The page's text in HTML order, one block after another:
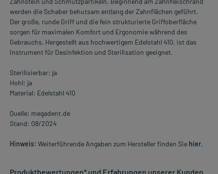
werden die Schaber behutsam entlang der Zahnflächen geführt.
Der große, runde Griff und die fein strukturierte Griffoberfläche
sorgen für maximalen Komfort und Ergonomie während des
Gebrauchs. Hergestellt aus hochwertigem Edelstahl 410, ist das
Instrument für Desinfektion und Sterilisation geeignet.
Sterilisierbar: ja
Hohl: ja
Material: Edelstahl 410
Quelle: megadent.de
Stand: 08/2024
Hinweis: Weiterführende Angaben zum Hersteller finden Sie hier.
Produktbewertungen* und Erfahrungen unserer Kunden